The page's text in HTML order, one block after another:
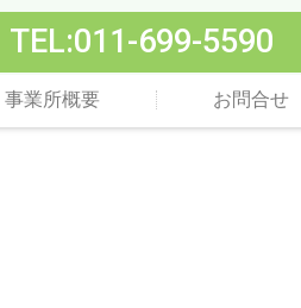
TEL:011-699-5590
事業所概要 お問合せ